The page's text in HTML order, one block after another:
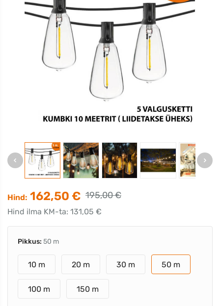
Hind: 162,50 € 195,00 €
Hind ilma KM-ta: 131,05 €
Pikkus: 50 m
10 m 20 m 30 m 50 m
100 m 150 m